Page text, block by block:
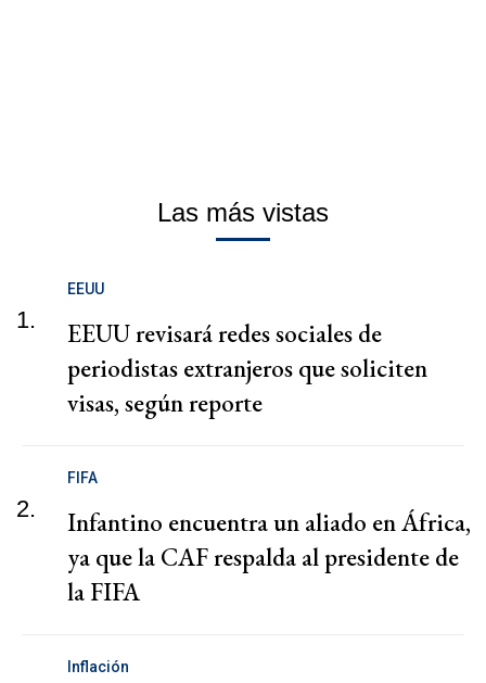
Las más vistas
1.
EEUU
EEUU revisará redes sociales de
periodistas extranjeros que soliciten
visas, según reporte
2.
FIFA
Infantino encuentra un aliado en África,
ya que la CAF respalda al presidente de
la FIFA
Inflación